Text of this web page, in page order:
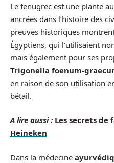
Le fenugrec est une plante
ancrées dans l’histoire des
preuves historiques
Égyptiens, qui l’utilisaient
mais également pour ses
Trigonella foenum-
en raison de son utilisation
bétail.
A lire aussi : Les secrets
Heineken
Dans la médecine